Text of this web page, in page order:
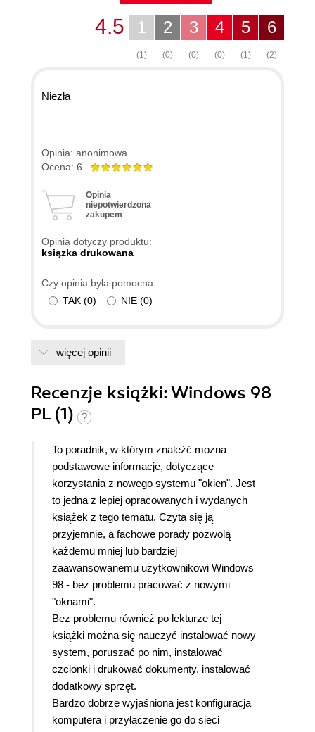
6
(2)
5
(1)
4
(0)
3
(0)
2
(0)
1
(1)
4.5
Niezła
Opinia: anonimowa
Ocena: 6
Opinia
niepotwierdzona
zakupem
Opinia dotyczy produktu:
ksiązka drukowana
Czy opinia była pomocna:
TAK (0) NIE (0)
więcej opinii
Recenzje książki: Windows 98
PL (1)
To poradnik, w którym znaleźć można
podstawowe informacje, dotyczące
korzystania z nowego systemu "okien". Jest
to jedna z lepiej opracowanych i wydanych
książek z tego tematu. Czyta się ją
przyjemnie, a fachowe porady pozwolą
każdemu mniej lub bardziej
zaawansowanemu użytkownikowi Windows
98 - bez problemu pracować z nowymi
"oknami".
Bez problemu również po lekturze tej
książki można się nauczyć instalować nowy
system, poruszać po nim, instalować
czcionki i drukować dokumenty, instalować
dodatkowy sprzęt.
Bardzo dobrze wyjaśniona jest konfiguracja
komputera i przyłączenie go do sieci